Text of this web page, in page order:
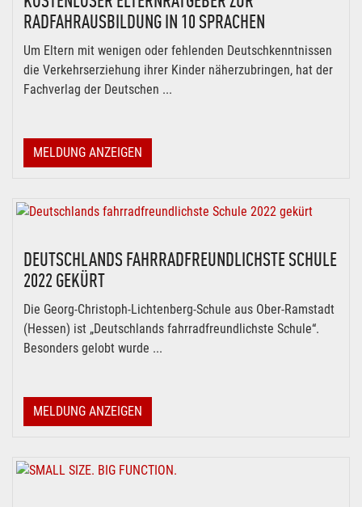
RADFAHRAUSBILDUNG IN 10 SPRACHEN
Um Eltern mit wenigen oder fehlenden Deutschkenntnissen
die Verkehrserziehung ihrer Kinder näherzubringen, hat der
Fachverlag der Deutschen ...
MELDUNG ANZEIGEN
DEUTSCHLANDS FAHRRADFREUNDLICHSTE SCHULE
2022 GEKÜRT
Die Georg-Christoph-Lichtenberg-Schule aus Ober-Ramstadt
(Hessen) ist „Deutschlands fahrradfreundlichste Schule“.
Besonders gelobt wurde ...
MELDUNG ANZEIGEN